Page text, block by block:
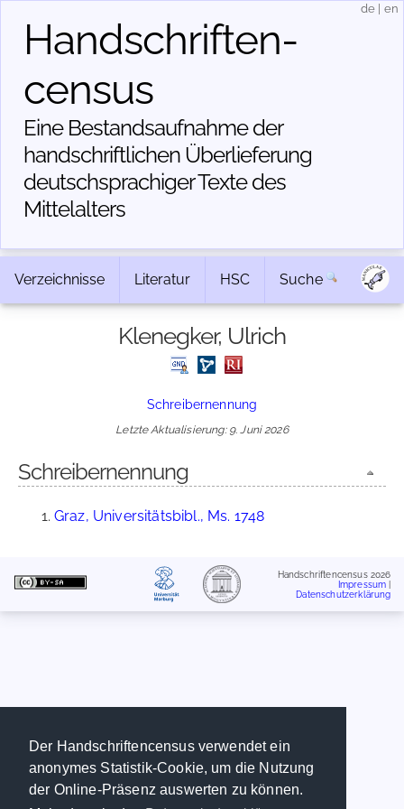
Der Handschriftencensus verwendet ein
anonymes Statistik-Cookie, um die Nutzung
der Online-Präsenz auswerten zu können.
Handschriften­
census
Eine Bestandsaufnahme der
handschriftlichen Über­lieferung
deutschsprachiger Texte des
Mittelalters
de en
Verzeichnisse Literatur HSC Suche
Klenegker, Ulrich
Schreibernennung
Letzte Aktualisierung: 9. Juni 2026
Schreibernennung
Graz, Universitätsbibl., Ms. 1748
Handschriftencensus 2026
Impressum
Datenschutzerklärung